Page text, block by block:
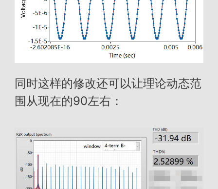
同时这样的修改还可以让理论动态范
围从现在的90左右：